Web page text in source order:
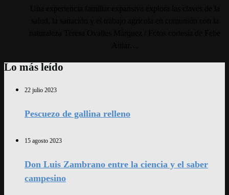
Lo más leído
22 julio 2023
Pescuezo de gallina relleno
15 agosto 2023
Don Luis Zambrano entre la ciencia y el saber
campesino